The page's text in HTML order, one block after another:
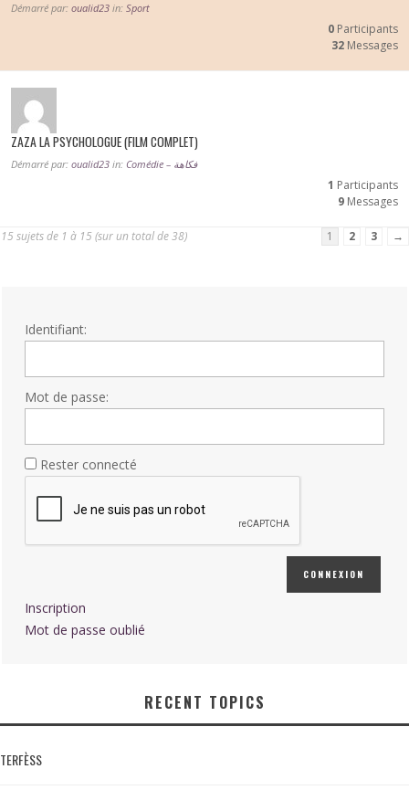
Démarré par: oualid23 in: Sport
0 Participants
32 Messages
ZAZA LA PSYCHOLOGUE (FILM COMPLET)
Démarré par: oualid23 in: Comédie – فكاهة
1 Participants
9 Messages
15 sujets de 1 à 15 (sur un total de 38) 1 2 3 →
Identifiant:
Mot de passe:
Rester connecté
CONNEXION
Inscription
Mot de passe oublié
RECENT TOPICS
TERFÈSS